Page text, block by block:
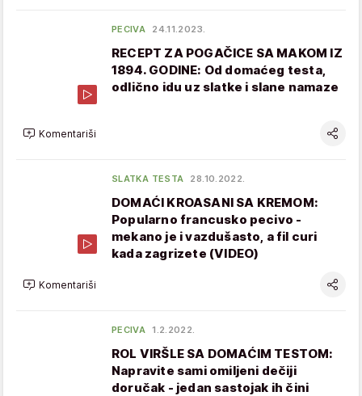
PECIVA 24.11.2023.
RECEPT ZA POGAČICE SA MAKOM IZ
1894. GODINE: Od domaćeg testa,
odlično idu uz slatke i slane namaze
Komentariši
SLATKA TESTA 28.10.2022.
DOMAĆI KROASANI SA KREMOM:
Popularno francusko pecivo -
mekano je i vazdušasto, a fil curi
kada zagrizete (VIDEO)
Komentariši
PECIVA 1.2.2022.
ROL VIRŠLE SA DOMAĆIM TESTOM:
Napravite sami omiljeni dečiji
doručak - jedan sastojak ih čini